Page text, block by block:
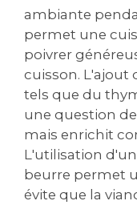
ambiante
permet une
poivrer
cuisson. L'ajout
tels que du
une question
mais enrichit
L'utilisation
beurre permet
évite que la